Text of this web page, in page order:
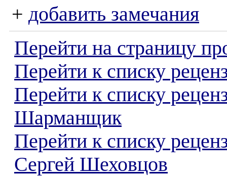
+ добавить замечания
Перейти на страницу
Перейти к списку
Перейти к списку
Шарманщик
Перейти к списку
Сергей Шеховцов